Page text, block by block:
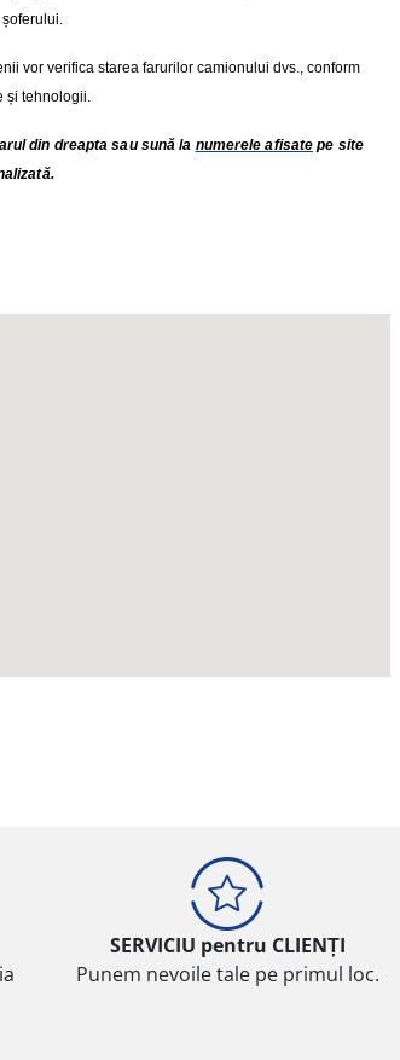
vor verifica starea farurilor camionului dvs., conform
și tehnologii.
din dreapta sau sună la numerele afisate pe site
SERVICIU pentru CLIENȚI
Punem nevoile tale pe primul loc.